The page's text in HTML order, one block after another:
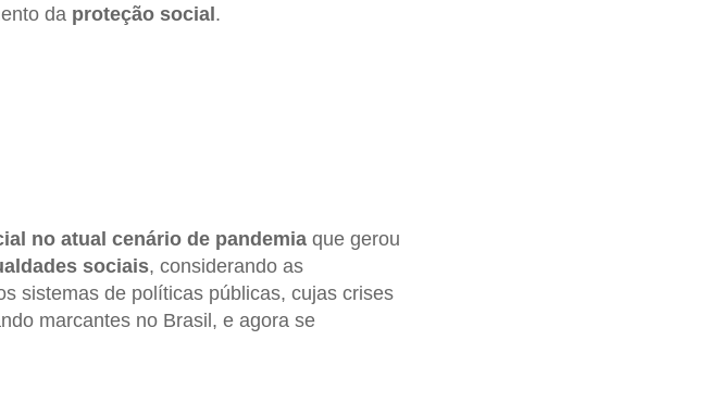
da proteção social .
no atual cenário de pandemiaque gerou
sociais, considerando as
sistemas de políticas públicas, cujas crises
marcantes no Brasil, e agora se